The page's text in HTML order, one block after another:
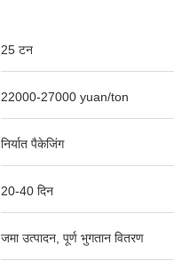
25 टन
22000-27000 yuan/ton
निर्यात पैकेजिंग
20-40 दिन
जमा उत्पादन, पूर्ण भुगतान वितरण